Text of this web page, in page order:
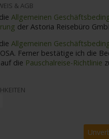
& AGB
Allgemeinen
der Astoria Reisebüro
Allgemeinen
Veranstalters
die Pauschalreise-Richtlinie